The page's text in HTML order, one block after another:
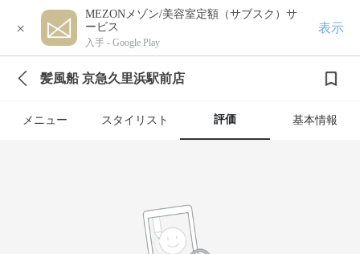
×
MEZONメゾン/美容室定額（サブスク）サ
ービス
入手 - Google Play
表示
髪風船 京急久里浜駅前店
メニュー スタイリスト 評価 基本情報